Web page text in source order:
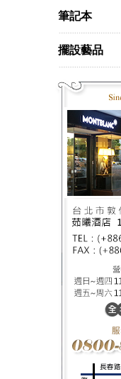
筆記本
擺設藝品